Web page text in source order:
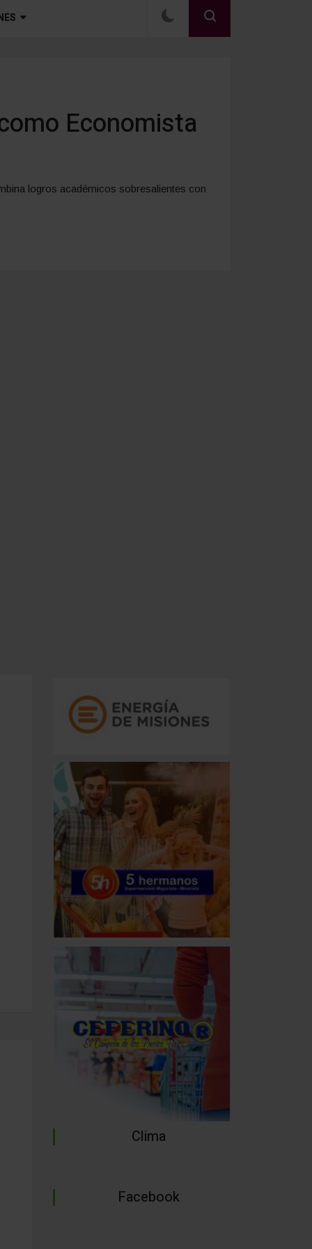
Economista
logros académicos sobresalientes con
Clima
Facebook